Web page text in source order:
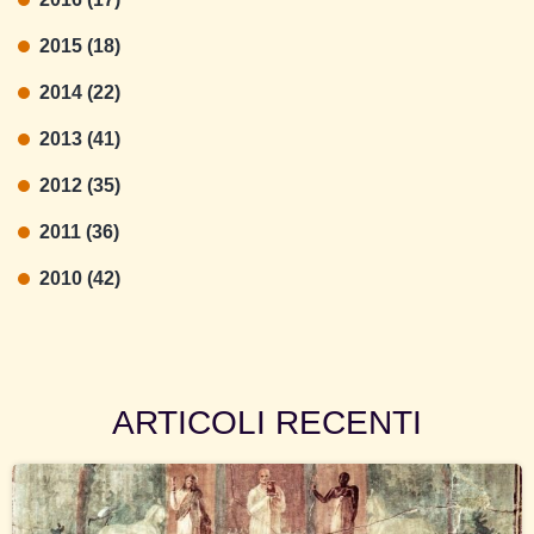
2015 (18)
2014 (22)
2013 (41)
2012 (35)
2011 (36)
2010 (42)
ARTICOLI RECENTI